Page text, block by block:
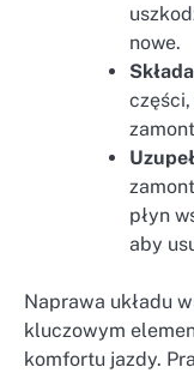
nowe.
części,
płyn
aby
Naprawa układu
kluczowym
komfortu jazdy.